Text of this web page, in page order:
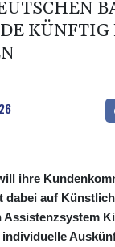
KÜNFTIG
ihre
dabei auf
Assistenzsystem